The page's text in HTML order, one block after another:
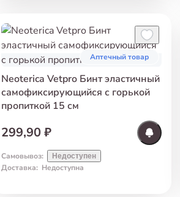
Аптечный товар
Neoterica Vetpro Бинт эластичный
самофиксирующийся с горькой
пропиткой 15 см
299,90 ₽
Самовывоз: Недоступен
Доставка: Недоступна